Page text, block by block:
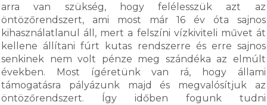
arra van szükség, hogy felélesszük azt az
öntözőrendszert, ami most már 16 év óta sajnos
kihasználatlanul áll, mert a felszíni vízkiviteli művet át
kellene állítani fúrt kutas rendszerre és erre sajnos
senkinek nem volt pénze meg szándéka az elmúlt
években. Most ígéretünk van rá, hogy állami
támogatásra pályázunk majd és megvalósítjuk az
öntözőrendszert. Így időben fogunk tudni